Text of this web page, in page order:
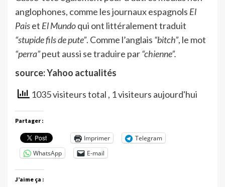
anglophones, comme les journaux espagnols El
Paiset El Mundoqui ont littéralement traduit
“stupide fils de pute”. Comme l’anglais “bitch”, le mot
“perra”peut aussi se traduire par“chienne”.
source: Yahoo actualités
1035 visiteurs total , 1 visiteurs aujourd'hui
Partager :
Imprimer
Telegram
WhatsApp
E-mail
J’aime ça :